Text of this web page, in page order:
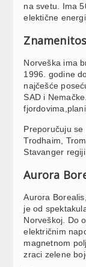
na svetu. Ima
elektične
Norveška ima
1996. godine
najčešće
SAD i
Preporučuju se
Trodhaim,
Stavanger
Aurora
Aurora
je od
Norveškoj. Do
električnim
magnetnom
zraci zelene